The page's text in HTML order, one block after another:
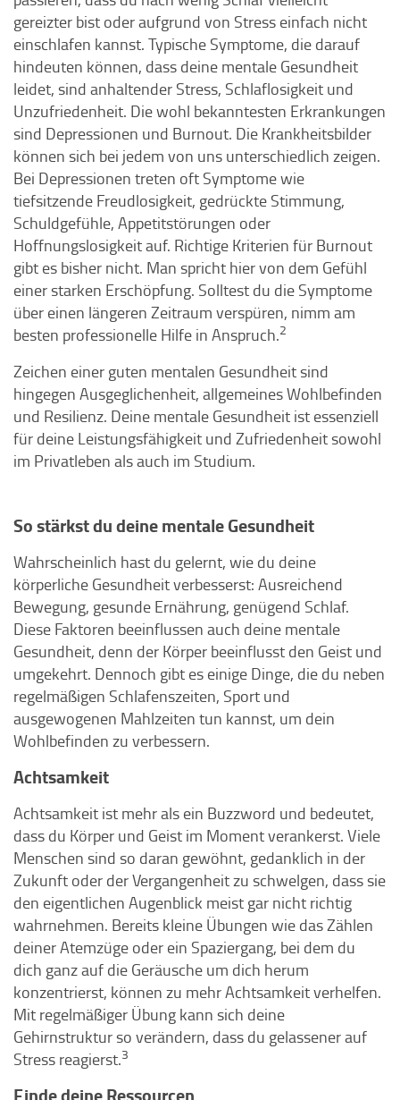
gereizter bist oder aufgrund von Stress einfach nicht
einschlafen kannst. Typische Symptome, die darauf
hindeuten können, dass deine mentale Gesundheit
leidet, sind anhaltender Stress, Schlaflosigkeit und
Unzufriedenheit. Die wohl bekanntesten Erkrankungen
sind Depressionen und Burnout. Die Krankheitsbilder
können sich bei jedem von uns unterschiedlich zeigen.
Bei Depressionen treten oft Symptome wie
tiefsitzende Freudlosigkeit, gedrückte Stimmung,
Schuldgefühle, Appetitstörungen oder
Hoffnungslosigkeit auf. Richtige Kriterien für Burnout
gibt es bisher nicht. Man spricht hier von dem Gefühl
einer starken Erschöpfung. Solltest du die Symptome
über einen längeren Zeitraum verspüren, nimm am
besten professionelle Hilfe in Anspruch.2
Zeichen einer guten mentalen Gesundheit sind
hingegen Ausgeglichenheit, allgemeines Wohlbefinden
und Resilienz. Deine mentale Gesundheit ist essenziell
für deine Leistungsfähigkeit und Zufriedenheit sowohl
im Privatleben als auch im Studium.
So stärkst du deine mentale Gesundheit
Wahrscheinlich hast du gelernt, wie du deine
körperliche Gesundheit verbesserst: Ausreichend
Bewegung, gesunde Ernährung, genügend Schlaf.
Diese Faktoren beeinflussen auch deine mentale
Gesundheit, denn der Körper beeinflusst den Geist und
umgekehrt. Dennoch gibt es einige Dinge, die du neben
regelmäßigen Schlafenszeiten, Sport und
ausgewogenen Mahlzeiten tun kannst, um dein
Wohlbefinden zu verbessern.
Achtsamkeit
Achtsamkeit ist mehr als ein Buzzword und bedeutet,
dass du Körper und Geist im Moment verankerst. Viele
Menschen sind so daran gewöhnt, gedanklich in der
Zukunft oder der Vergangenheit zu schwelgen, dass sie
den eigentlichen Augenblick meist gar nicht richtig
wahrnehmen. Bereits kleine Übungen wie das Zählen
deiner Atemzüge oder ein Spaziergang, bei dem du
dich ganz auf die Geräusche um dich herum
konzentrierst, können zu mehr Achtsamkeit verhelfen.
Mit regelmäßiger Übung kann sich deine
Gehirnstruktur so verändern, dass du gelassener auf
Stress reagierst.3